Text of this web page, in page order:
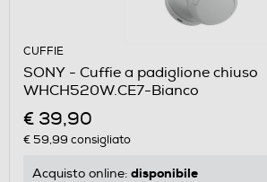
CUFFIE
SONY - Cuffie a padiglione chiuso
WHCH520W.CE7-Bianco
€ 39,90
€ 59,99 consigliato
Acquisto online: disponibile